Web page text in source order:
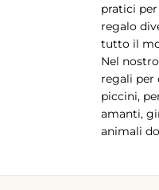
pratici
regalo
tutto il
Nel
regali per
piccini,
amanti,
animali